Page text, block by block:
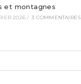
et montagnes
2026 / 3 COMMENTAIRES